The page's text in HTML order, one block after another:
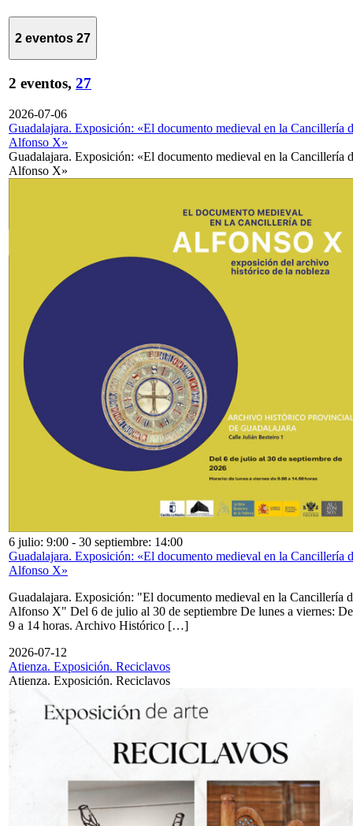
2 eventos 27
2 eventos, 27
2026-07-06
Guadalajara. Exposición: «El documento medieval en la Cancillería
Alfonso X»
Guadalajara. Exposición: «El documento medieval en la Cancillería
Alfonso X»
6 julio: 9:00 - 30 septiembre: 14:00
Guadalajara. Exposición: «El documento medieval en la Cancillería
Alfonso X»
Guadalajara. Exposición: "El documento medieval en la Cancillería
Alfonso X" Del 6 de julio al 30 de septiembre De lunes a viernes: De
9 a 14 horas. Archivo Histórico […]
2026-07-12
Atienza. Exposición. Reciclavos
Atienza. Exposición. Reciclavos